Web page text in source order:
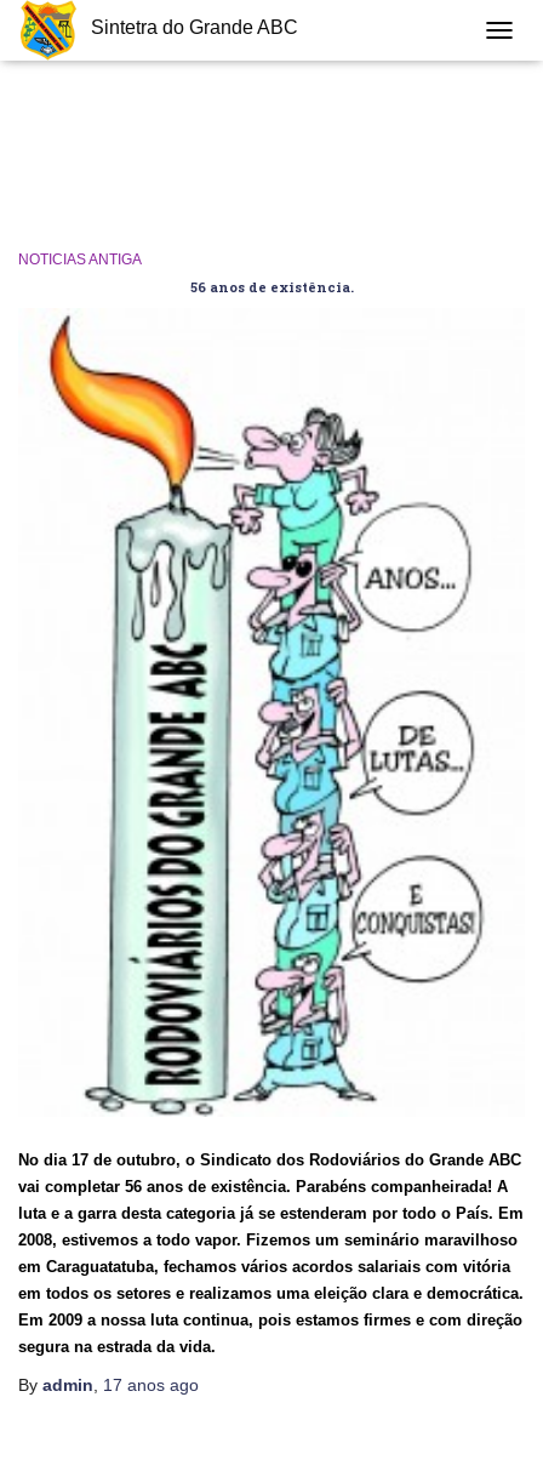
Sintetra do Grande ABC
NOTICIAS ANTIGA
56 anos de existência.
No dia 17 de outubro, o Sindicato dos Rodoviários do Grande ABC
vai completar 56 anos de existência. Parabéns companheirada! A
luta e a garra desta categoria já se estenderam por todo o País. Em
2008, estivemos a todo vapor. Fizemos um seminário maravilhoso
em Caraguatatuba, fechamos vários acordos salariais com vitória
em todos os setores e realizamos uma eleição clara e democrática.
Em 2009 a nossa luta continua, pois estamos firmes e com direção
segura na estrada da vida.
By admin 17 anos ago